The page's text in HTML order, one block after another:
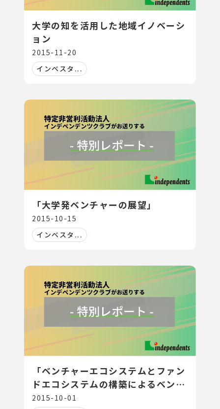
大学の知を活用した地域イノベーシ
ョン
2015-11-20
インベスタ...
「大学発ベンチャーの展望」
2015-10-15
インベスタ...
「ベンチャーエコシステムとファン
ドエコシステムの構築によるベンチ
ャーキャピタルの産業発展」
2015-10-01